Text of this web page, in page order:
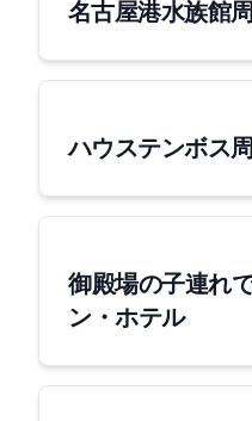
[名古屋港水族館
[ハウステンボス
御殿場の子連れ
ン・ホテル